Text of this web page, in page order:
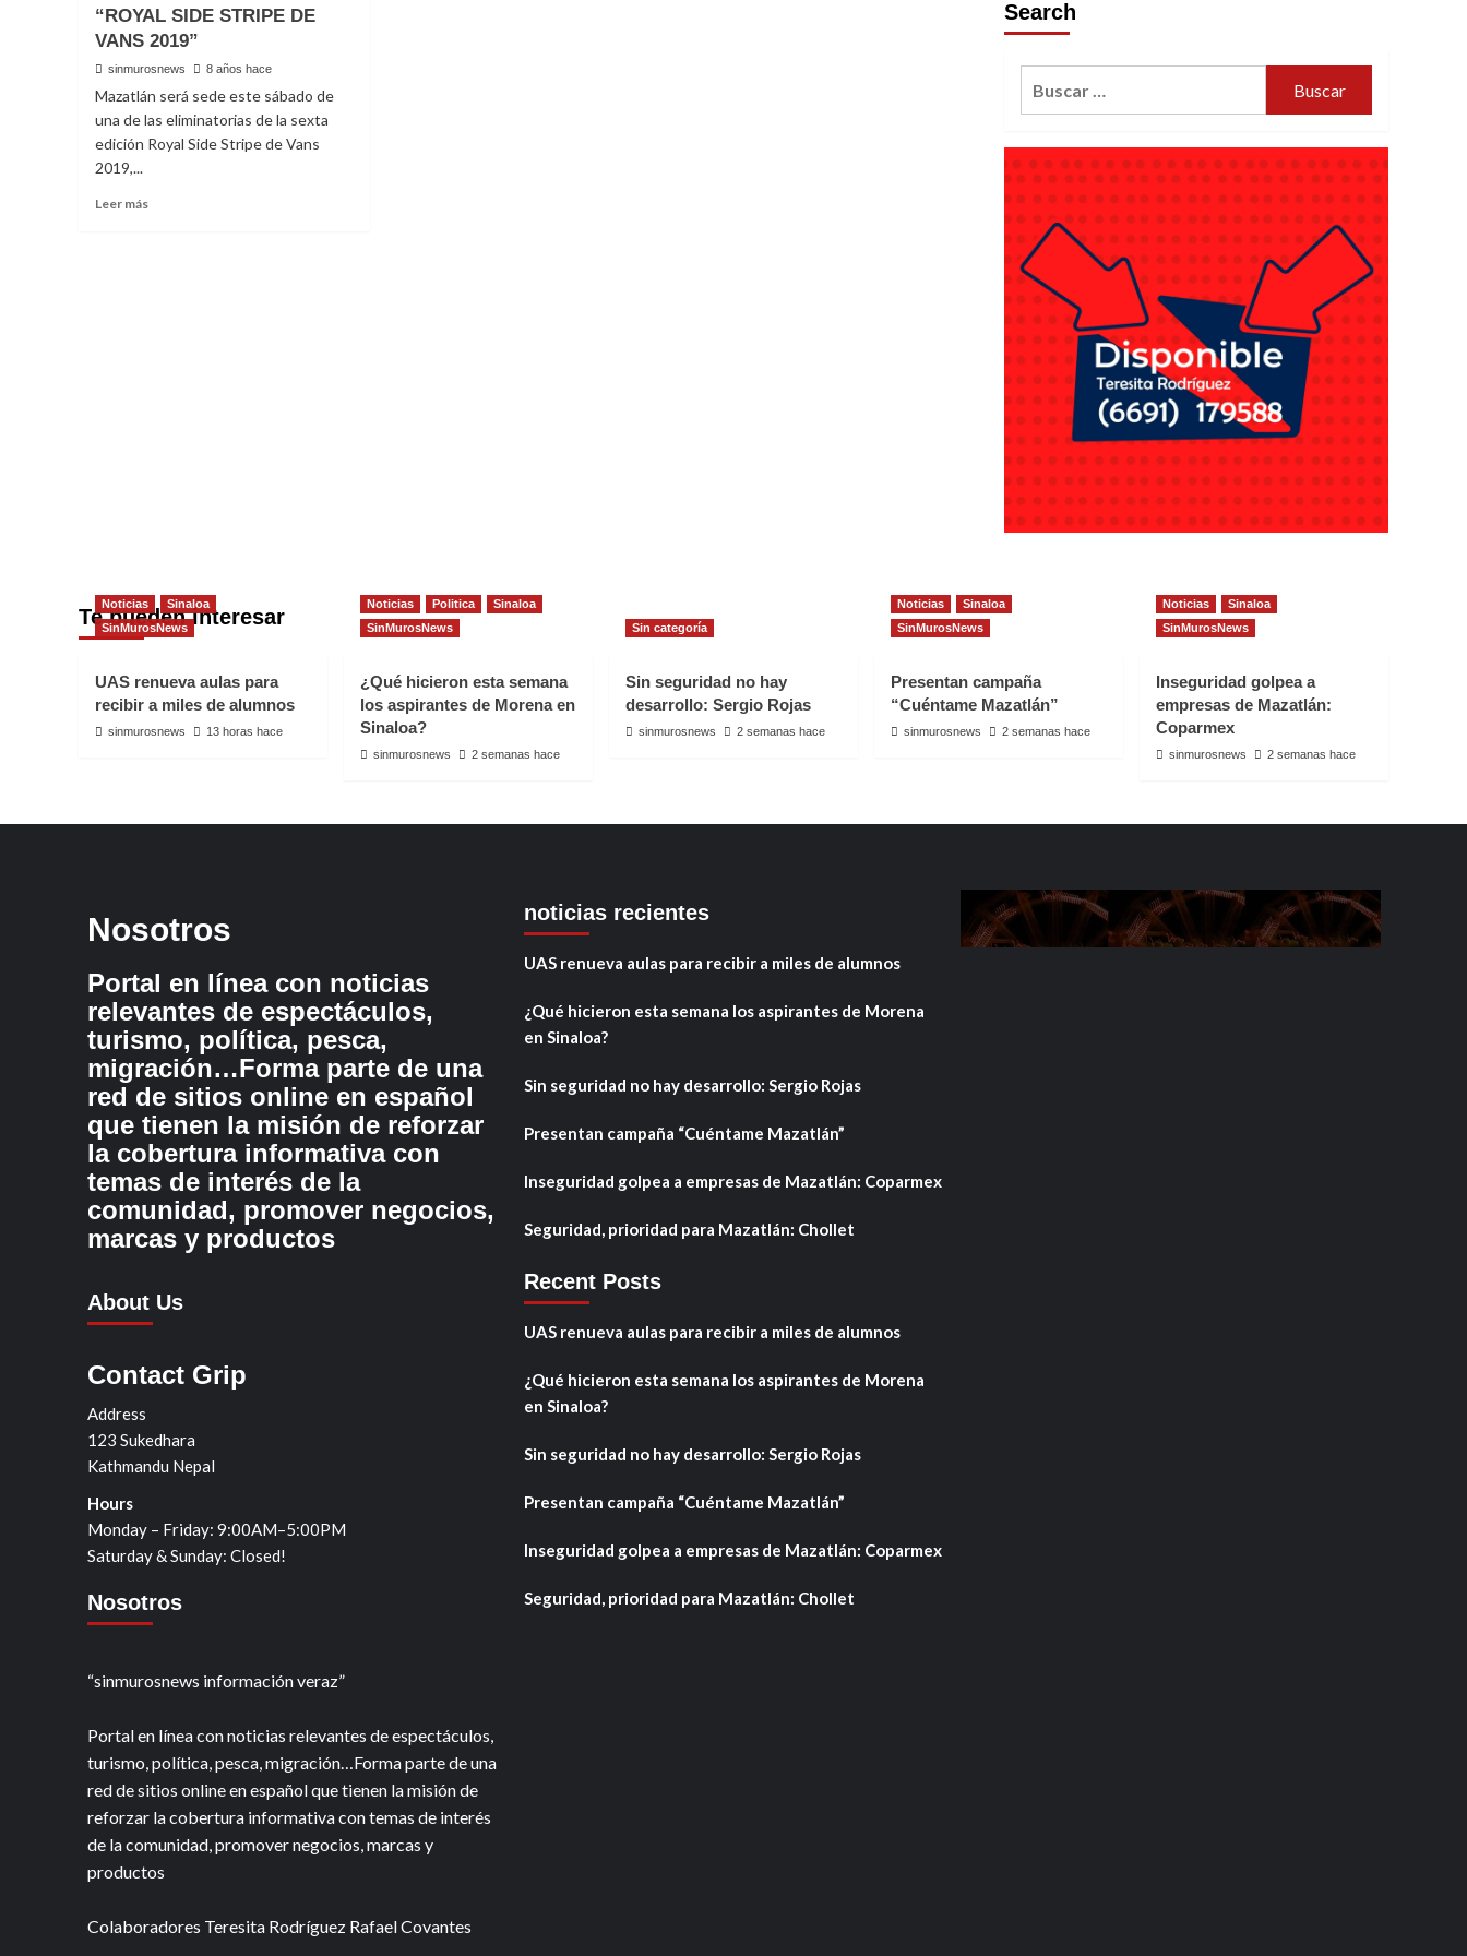
“ROYAL SIDE STRIPE DE
VANS 2019”
sinmurosnews 8 años hace
Mazatlán será sede este sábado de
una de las eliminatorias de la sexta
edición Royal Side Stripe de Vans
2019,...
Leer más
Search
Te pueden interesar
Noticias
Sinaloa
SinMurosNews
UAS renueva aulas para
recibir a miles de alumnos
sinmurosnews 13 horas hace
Noticias Politica
Sinaloa
SinMurosNews
¿Qué hicieron esta semana
los aspirantes de Morena en
Sinaloa?
sinmurosnews 2 semanas hace
Sin categoría
Sin seguridad no hay
desarrollo: Sergio Rojas
sinmurosnews 2 semanas hace
Noticias
Sinaloa
SinMurosNews
Presentan campaña
“Cuéntame Mazatlán”
sinmurosnews 2 semanas hace
Noticias
Sinaloa
SinMurosNews
Inseguridad golpea a
empresas de Mazatlán:
Coparmex
sinmurosnews 2 semanas hace
Nosotros
Portal en línea con noticias
relevantes de espectáculos,
turismo, política, pesca,
migración…Forma parte de una
red de sitios online en español
que tienen la misión de reforzar
la cobertura informativa con
temas de interés de la
comunidad, promover negocios,
marcas y productos
About Us
Contact Grip
Address
123 Sukedhara
Kathmandu Nepal
Hours
Monday – Friday: 9:00AM–5:00PM
Saturday & Sunday: Closed!
Nosotros
“sinmurosnews información veraz”
Portal en línea con noticias relevantes de espectáculos,
turismo, política, pesca, migración…Forma parte de una
red de sitios online en español que tienen la misión de
reforzar la cobertura informativa con temas de interés
de la comunidad, promover negocios, marcas y
productos
Colaboradores Teresita Rodríguez Rafael Covantes
noticias recientes
UAS renueva aulas para recibir a miles de alumnos
¿Qué hicieron esta semana los aspirantes de Morena
en Sinaloa?
Sin seguridad no hay desarrollo: Sergio Rojas
Presentan campaña “Cuéntame Mazatlán”
Inseguridad golpea a empresas de Mazatlán: Coparmex
Seguridad, prioridad para Mazatlán: Chollet
Recent Posts
UAS renueva aulas para recibir a miles de alumnos
¿Qué hicieron esta semana los aspirantes de Morena
en Sinaloa?
Sin seguridad no hay desarrollo: Sergio Rojas
Presentan campaña “Cuéntame Mazatlán”
Inseguridad golpea a empresas de Mazatlán: Coparmex
Seguridad, prioridad para Mazatlán: Chollet